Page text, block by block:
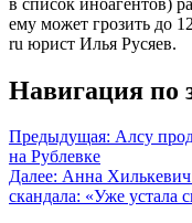
ему может грозить до
ru юрист Илья Русяев.
Навигация по
Предыдущая: Алсу
на Рублевке
Далее: Анна Хилькевич
скандала: «Уже устала